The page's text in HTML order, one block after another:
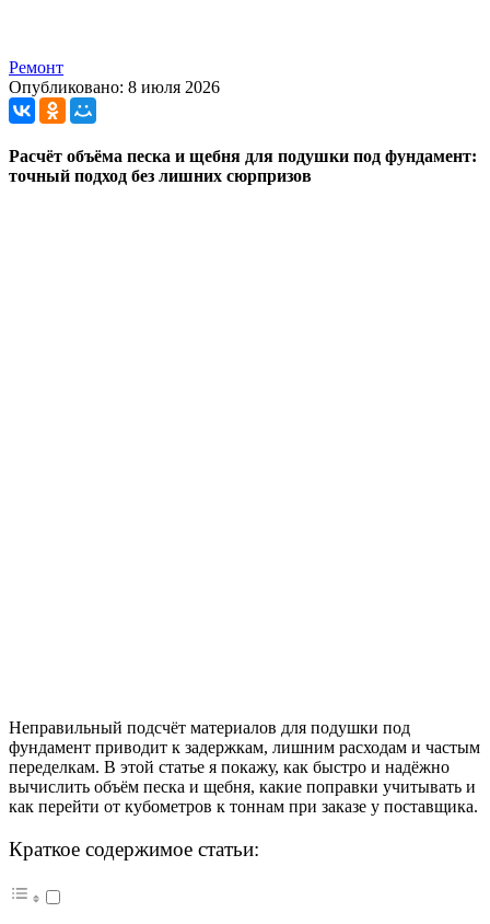
Ремонт
Опубликовано: 8 июля 2026
Расчёт объёма песка и щебня для подушки под фундамент:
точный подход без лишних сюрпризов
Неправильный подсчёт материалов для подушки под
фундамент приводит к задержкам, лишним расходам и частым
переделкам. В этой статье я покажу, как быстро и надёжно
вычислить объём песка и щебня, какие поправки учитывать и
как перейти от кубометров к тоннам при заказе у поставщика.
Краткое содержимое статьи: